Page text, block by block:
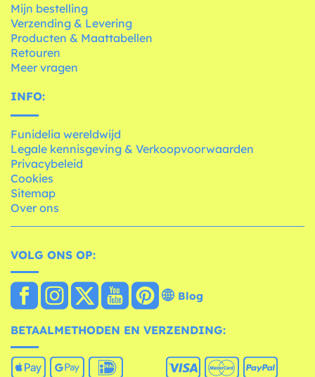
Mijn bestelling
Verzending & Levering
Producten & Maattabellen
Retouren
Meer vragen
INFO:
Funidelia wereldwijd
Legale kennisgeving & Verkoopvoorwaarden
Privacybeleid
Cookies
Sitemap
Over ons
VOLG ONS OP:
Blog
BETAALMETHODEN EN VERZENDING: